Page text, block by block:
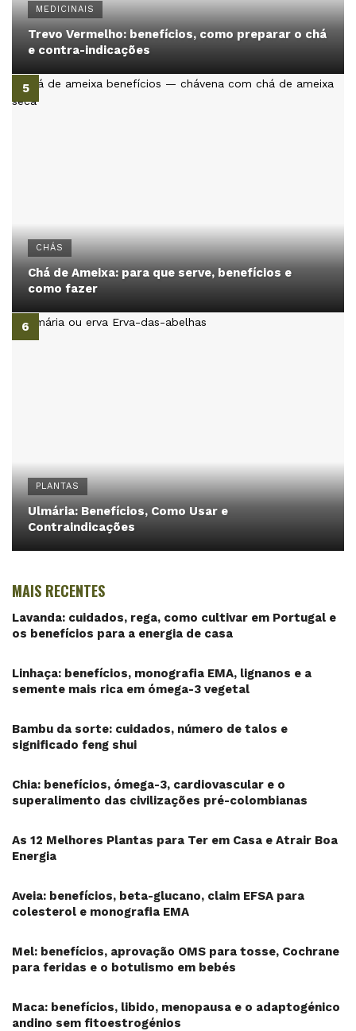
MEDICINAIS
Trevo Vermelho: benefícios, como preparar o chá
e contra-indicações
CHÁS
Chá de Ameixa: para que serve, benefícios e
como fazer
PLANTAS
Ulmária: Benefícios, Como Usar e
Contraindicações
MAIS RECENTES
Lavanda: cuidados, rega, como cultivar em Portugal e
os benefícios para a energia de casa
Linhaça: benefícios, monografia EMA, lignanos e a
semente mais rica em ómega-3 vegetal
Bambu da sorte: cuidados, número de talos e
significado feng shui
Chia: benefícios, ómega-3, cardiovascular e o
superalimento das civilizações pré-colombianas
As 12 Melhores Plantas para Ter em Casa e Atrair Boa
Energia
Aveia: benefícios, beta-glucano, claim EFSA para
colesterol e monografia EMA
Mel: benefícios, aprovação OMS para tosse, Cochrane
para feridas e o botulismo em bebés
Maca: benefícios, libido, menopausa e o adaptogénico
andino sem fitoestrogénios